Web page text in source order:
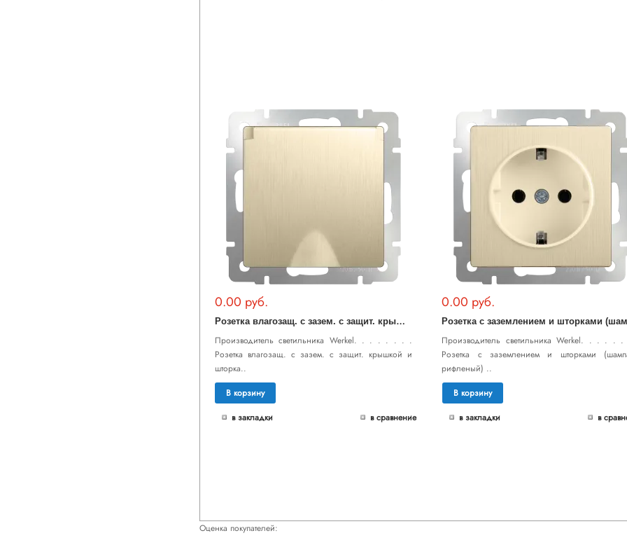
0.00 руб.
Р
озетка влагозащ. с зазем. с защит. крышкой и шторками (шампань рифленый) WL10-SKGSC-01-IP44
Производитель светильника Werkel. . . . . . . .
Розетка влагозащ. с зазем. с защит. крышкой и
шторка..
В корзину
в закладки
в сравнение
0.00 руб.
Производитель светильника Werkel. . . . .
Розетка с заземлением и шторками
рифленый) ..
В корзину
в закладки
в
Оценка покупателей: